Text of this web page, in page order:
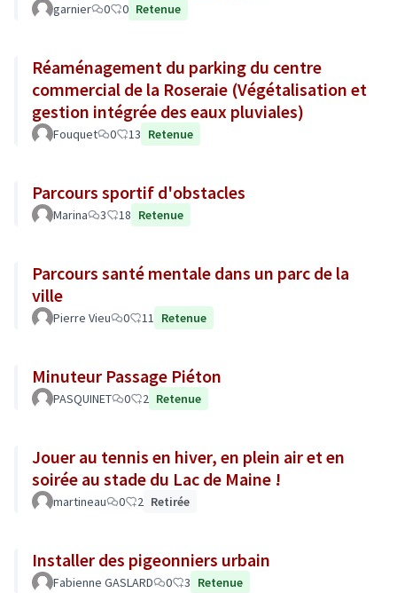
garnier 0 0 Retenue
Réaménagement du parking du centre
commercial de la Roseraie (Végétalisation et
gestion intégrée des eaux pluviales)
Fouquet 0 13 Retenue
Parcours sportif d'obstacles
Marina 3 18 Retenue
Parcours santé mentale dans un parc de la
ville
Pierre Vieu 0 11 Retenue
Minuteur Passage Piéton
PASQUINET 0 2 Retenue
Jouer au tennis en hiver, en plein air et en
soirée au stade du Lac de Maine !
martineau 0 2 Retirée
Installer des pigeonniers urbain
Fabienne GASLARD 0 3 Retenue